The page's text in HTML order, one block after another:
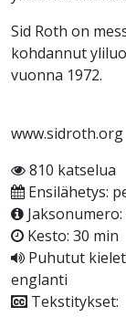
Sid Roth on
kohdannut
vuonna 1972.
www.sidroth.org
810 katselua
Ensilähetys:
Jaksonumero:
Kesto: 30 min
Puhutut
englanti
Tekstitykset: